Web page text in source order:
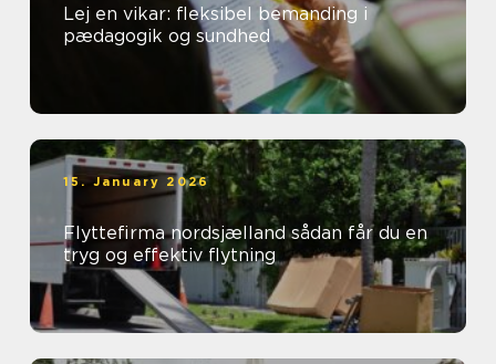
Lej en vikar: fleksibel bemanding i
pædagogik og sundhed
15. January 2026
Flyttefirma nordsjælland sådan får du en
tryg og effektiv flytning